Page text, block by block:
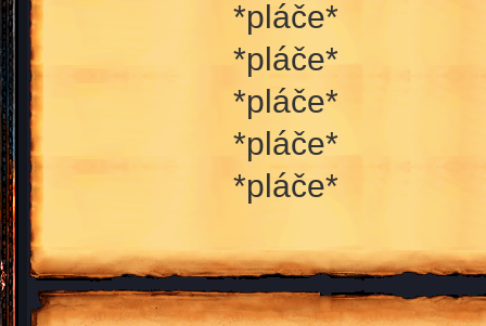
*pláče*
*pláče*
*pláče*
*pláče*
*pláče*